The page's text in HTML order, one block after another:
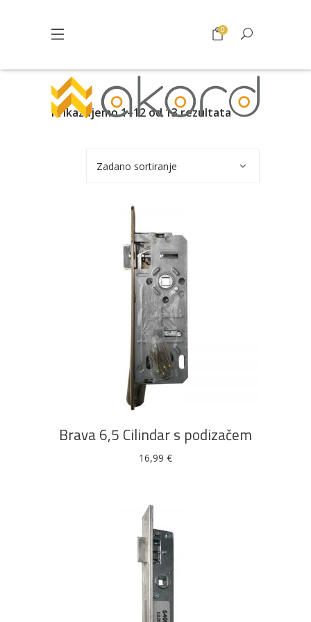
0
Prikazujemo 1–12 od 13 rezultata
Zadano sortiranje
DODAJ U KOŠARICU
Brava 6,5 Cilindar s podizačem
16,99 €